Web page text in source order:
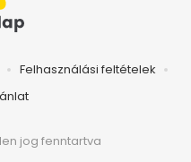
Felhasználási feltételek
jog fenntartva